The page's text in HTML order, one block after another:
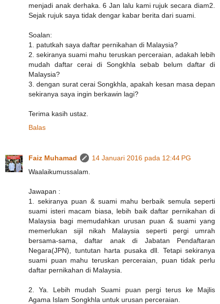
menjadi anak derhaka. 6 Jan lalu kami rujuk secara diam2.
Sejak rujuk saya tidak dengar kabar berita dari suami.
Soalan:
1. patutkah saya daftar pernikahan di Malaysia?
2. sekiranya suami mahu teruskan perceraian, adakah lebih
mudah daftar cerai di Songkhla sebab belum daftar di
Malaysia?
3. dengan surat cerai Songkhla, apakah kesan masa depan
sekiranya saya ingin berkawin lagi?
Terima kasih ustaz.
Balas
Faiz Muhamad
14 Januari 2016 pada 12:44 PG
Waalaikumussalam.
Jawapan :
1. sekiranya puan & suami mahu berbaik semula seperti
suami isteri macam biasa, lebih baik daftar pernikahan di
Malaysia bagi memudahkan urusan puan & suami yang
memerlukan sijil nikah Malaysia seperti pergi umrah
bersama-sama, daftar anak di Jabatan Pendaftaran
Negara(JPN), tuntutan harta pusaka dll. Tetapi sekiranya
suami puan mahu teruskan perceraian, puan tidak perlu
daftar pernikahan di Malaysia.
2. Ya. Lebih mudah Suami puan pergi terus ke Majlis
Agama Islam Songkhla untuk urusan perceraian.